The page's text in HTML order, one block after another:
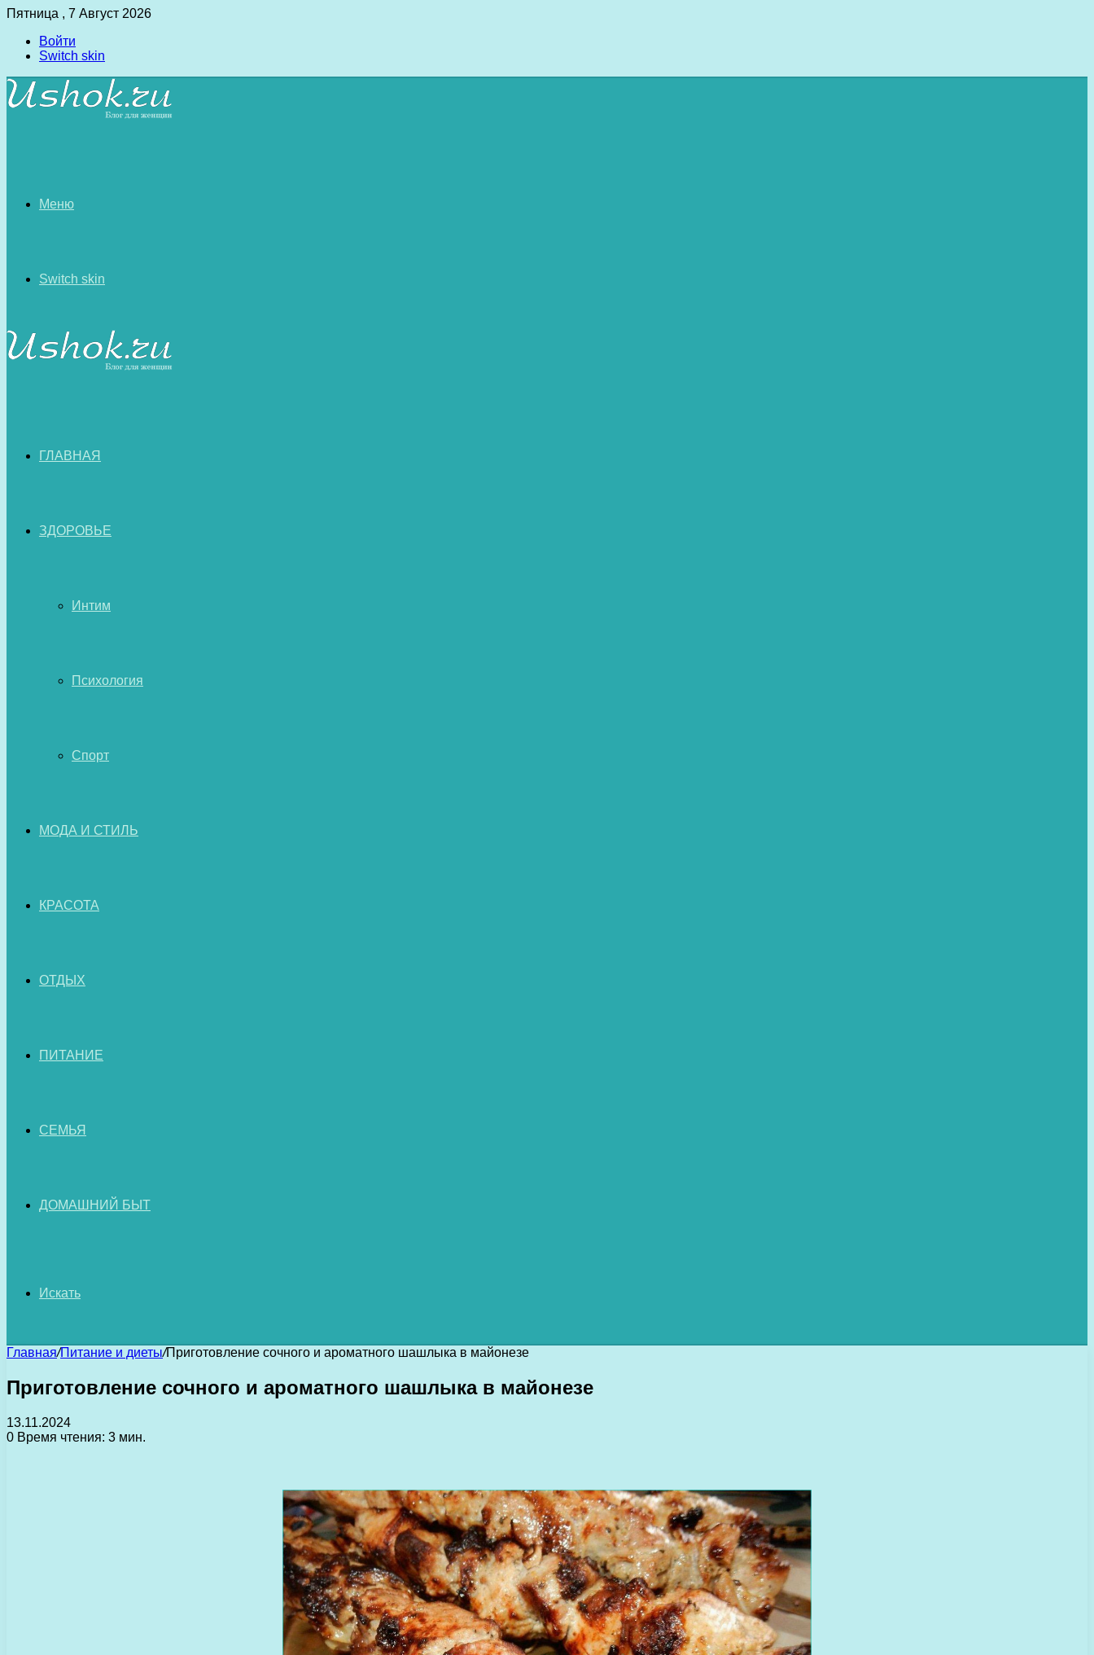
Пятница , 7 Август 2026
Войти
Switch skin
Меню
Switch skin
ГЛАВНАЯ
ЗДОРОВЬЕ
Интим
Психология
Спорт
МОДА И СТИЛЬ
КРАСОТА
ОТДЫХ
ПИТАНИЕ
СЕМЬЯ
ДОМАШНИЙ БЫТ
Искать
Главная/Питание и диеты/Приготовление сочного и ароматного шашлыка в майонезе
Приготовление сочного и ароматного шашлыка в майонезе
13.11.2024
0 Время чтения: 3 мин.